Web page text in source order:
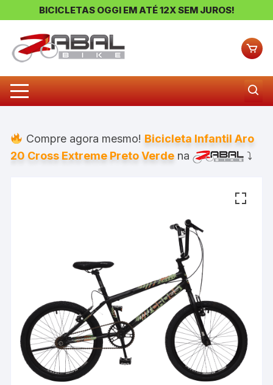
BICICLETAS OGGI EM ATÉ 12X SEM JUROS!
Compre agora mesmo! Bicicleta Infantil Aro
20 Cross Extreme Preto Verde na ⤵